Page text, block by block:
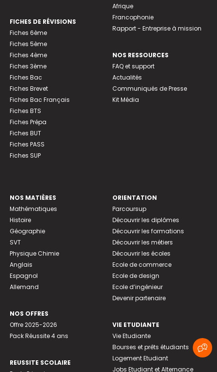
FICHES DE RÉVISIONS
Fiches 6ème
Fiches 5ème
Fiches 4ème
Fiches 3ème
Fiches Bac
Fiches Brevet
Fiches Bac Français
Fiches BTS
Fiches Prépa
Fiches BUT
Fiches PASS
Fiches SUP
Afrique
Francophonie
Rapport - Entreprise à mission
NOS RESSOURCES
FAQ et support
Actualités
Communiqués de Presse
Kit Média
NOS MATIÈRES
Mathématiques
Histoire
Géographie
SVT
Physique Chimie
Anglais
Espagnol
Allemand
NOS OFFRES
Offre 2025-2026
Pack Réussite 4 ans
REUSSITE SCOLAIRE
ORIENTATION
Parcoursup
Découvrir les diplômes
Découvrir les formations
Découvrir les métiers
Découvrir les écoles
Ecole de commerce
Ecole de design
Ecole d’ingénieur
Devenir partenaire
VIE ETUDIANTE
Vie Etudiante
Bourses et prêts étudiants
Logement Etudiant
Jobs Etudiant et Alternance